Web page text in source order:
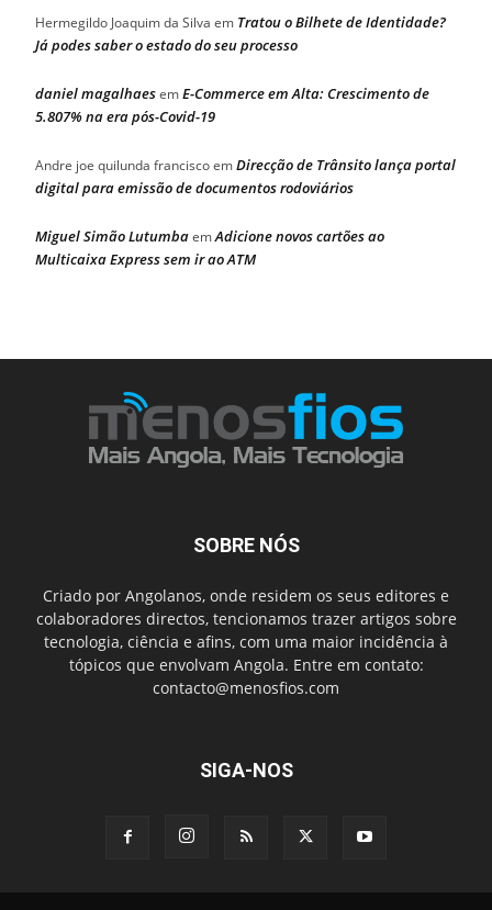
Hermegildo Joaquim da Silva em Tratou o Bilhete de Identidade?
Já podes saber o estado do seu processo
daniel magalhaesemE-Commerce em Alta: Crescimento de
5.807% na era pós-Covid-19
Andre joe quilunda franciscoemDirecção de Trânsito lança portal
digital para emissão de documentos rodoviários
Miguel Simão LutumbaemAdicione novos cartões ao
Multicaixa Express sem ir ao ATM
SOBRE NÓS
Criado por Angolanos, onde residem os seus editores e
colaboradores directos, tencionamos trazer artigos sobre
tecnologia, ciência e afins, com uma maior incidência à
tópicos que envolvam Angola. Entre em contato:
contacto@menosfios.com
SIGA-NOS